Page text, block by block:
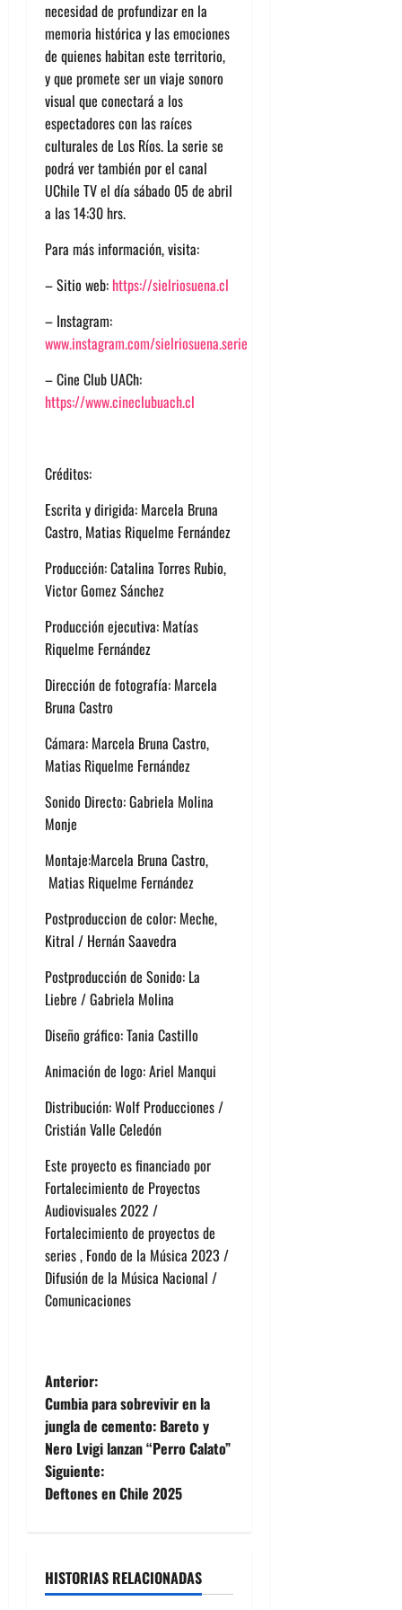
necesidad de profundizar en la
memoria histórica y las emociones
de quienes habitan este territorio,
y que promete ser un viaje sonoro
visual que conectará a los
espectadores con las raíces
culturales de Los Ríos. La serie se
podrá ver también por el canal
UChile TV el día sábado 05 de abril
a las 14:30 hrs.
Para más información, visita:
– Sitio web: https://sielriosuena.cl
– Instagram:
www.instagram.com/sielriosuena.serie
– Cine Club UACh:
https://www.cineclubuach.cl
Créditos:
Escrita y dirigida: Marcela Bruna
Castro, Matias Riquelme Fernández
Producción: Catalina Torres Rubio,
Victor Gomez Sánchez
Producción ejecutiva: Matías
Riquelme Fernández
Dirección de fotografía: Marcela
Bruna Castro
Cámara: Marcela Bruna Castro,
Matias Riquelme Fernández
Sonido Directo: Gabriela Molina
Monje
Montaje:Marcela Bruna Castro,
Matias Riquelme Fernández
Postproduccion de color: Meche,
Kitral / Hernán Saavedra
Postproducción de Sonido: La
Liebre / Gabriela Molina
Diseño gráfico: Tania Castillo
Animación de logo: Ariel Manqui
Distribución: Wolf Producciones /
Cristián Valle Celedón
Este proyecto es financiado por
Fortalecimiento de Proyectos
Audiovisuales 2022 /
Fortalecimiento de proyectos de
series , Fondo de la Música 2023 /
Difusión de la Música Nacional /
Comunicaciones
N
a
v
e
a
Anterior:
Cumbia para sobrevivir en la
jungla de cemento: Bareto y
Nero Lvigi lanzan “Perro Calato”
Siguiente:
Deftones en Chile 2025
HISTORIAS RELACIONADAS